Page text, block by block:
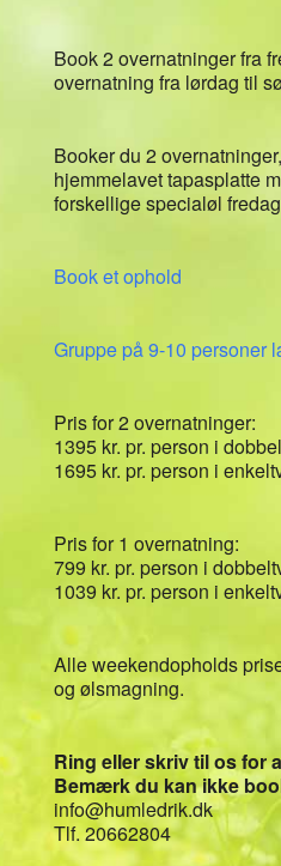
Book 2 overnatninger fra
overnatning fra lørdag til
Booker du 2
hjemmelavet tapasplatte
forskellige specialøl
Book et ophold
Gruppe på 9-10 personer
Pris for 2 overnatninger:
1395 kr. pr. person i
1695 kr. pr. person i
Pris for 1 overnatning:
799 kr. pr. person i
1039 kr. pr. person i
Alle weekendopholds
og ølsmagning.
Ring eller skriv til os for
Bemærk du kan ikke
info@humledrik.dk
Tlf. 20662804